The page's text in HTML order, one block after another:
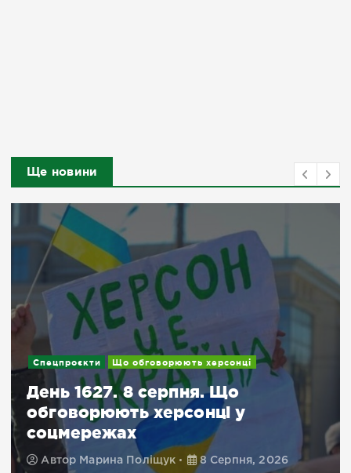
Ще новини
Спецпроєкти Що обговорюють херсонці
День 1627. 8 серпня. Що
обговорюють херсонці у
соцмережах
Автор Марина Поліщук 8 Серпня, 2026